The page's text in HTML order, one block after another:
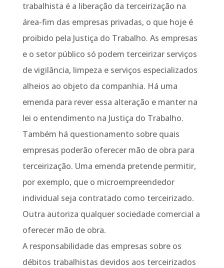
trabalhista é a liberação da terceirização na
área-fim das empresas privadas, o que hoje é
proibido pela Justiça do Trabalho. As empresas
e o setor público só podem terceirizar serviços
de vigilância, limpeza e serviços especializados
alheios ao objeto da companhia. Há uma
emenda para rever essa alteração e manter na
lei o entendimento na Justiça do Trabalho.
Também há questionamento sobre quais
empresas poderão oferecer mão de obra para
terceirização. Uma emenda pretende permitir,
por exemplo, que o microempreendedor
individual seja contratado como terceirizado.
Outra autoriza qualquer sociedade comercial a
oferecer mão de obra.
A responsabilidade das empresas sobre os
débitos trabalhistas devidos aos terceirizados